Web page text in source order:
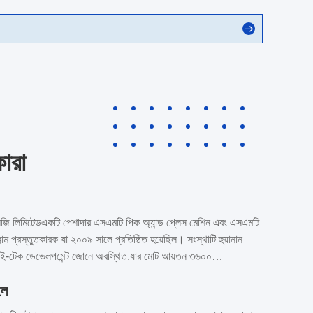
লিমিটেডএকটি পেশাদার এসএমটি পিক অ্যান্ড প্লেস মেশিন এবং এসএমটি
প্রস্তুতকারক যা ২০০৯ সালে প্রতিষ্ঠিত হয়েছিল। সংস্থাটি হুয়ানান
টেক ডেভেলপমেন্ট জোনে অবস্থিত,যার মোট আয়তন ৩৬০০
উদ্যোগ হিসাবে, চারমহাই দশ বছরেরও বেশি সময় ধরে এসএমটি প্রযুক্তির